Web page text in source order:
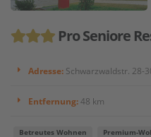
Pro Seniore
Adresse: Schwarzwaldstr. 28-
Entfernung:48 km
Betreutes Wohnen Premium-